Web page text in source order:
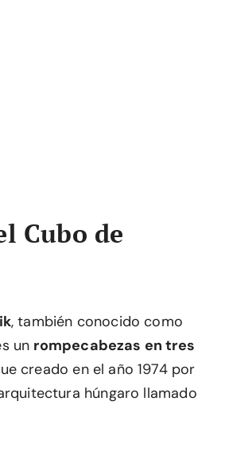
Cubo de
, también conocido como
un rompecabezas en tres
creado en el año 1974 por
húngaro llamado